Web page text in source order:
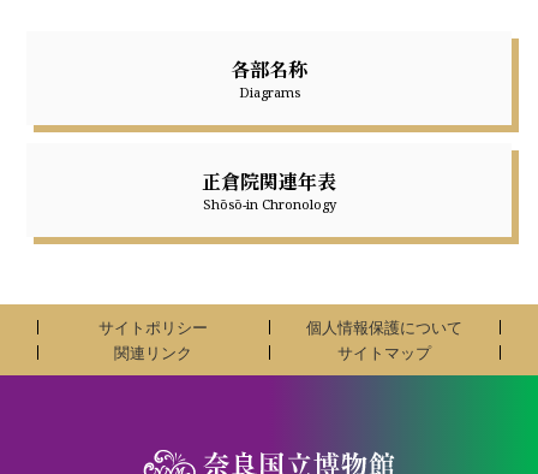
各部名称
Diagrams
正倉院関連年表
Shōsō-in Chronology
サイトポリシー
個人情報保護について
関連リンク
サイトマップ